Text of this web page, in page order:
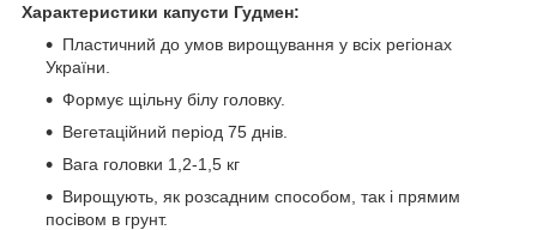
Характеристики капусти Гудмен:
Пластичний до умов вирощування у всіх регіонах
України.
Формує щільну білу головку.
Вегетаційний період 75 днів.
Вага головки 1,2-1,5 кг
Вирощують, як розсадним способом, так і прямим
посівом в грунт.